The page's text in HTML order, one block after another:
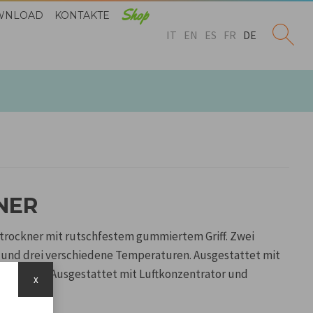
KONTAKTE Shop
IT EN ES FR DE
mit rutschfestem gummiertem Griff. Zwei
drei verschiedene Temperaturen. Ausgestattet mit
Ausgestattet mit Luftkonzentrator und
x